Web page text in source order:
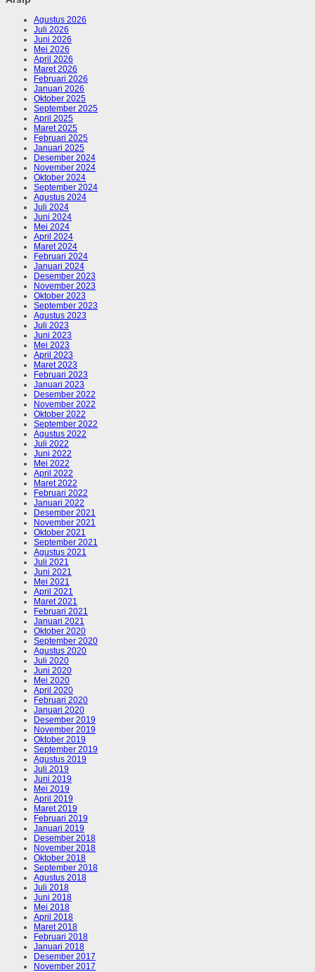
Agustus 2026
Juli 2026
Juni 2026
Mei 2026
April 2026
Maret 2026
Februari 2026
Januari 2026
Oktober 2025
September 2025
April 2025
Maret 2025
Februari 2025
Januari 2025
Desember 2024
November 2024
Oktober 2024
September 2024
Agustus 2024
Juli 2024
Juni 2024
Mei 2024
April 2024
Maret 2024
Februari 2024
Januari 2024
Desember 2023
November 2023
Oktober 2023
September 2023
Agustus 2023
Juli 2023
Juni 2023
Mei 2023
April 2023
Maret 2023
Februari 2023
Januari 2023
Desember 2022
November 2022
Oktober 2022
September 2022
Agustus 2022
Juli 2022
Juni 2022
Mei 2022
April 2022
Maret 2022
Februari 2022
Januari 2022
Desember 2021
November 2021
Oktober 2021
September 2021
Agustus 2021
Juli 2021
Juni 2021
Mei 2021
April 2021
Maret 2021
Februari 2021
Januari 2021
Oktober 2020
September 2020
Agustus 2020
Juli 2020
Juni 2020
Mei 2020
April 2020
Februari 2020
Januari 2020
Desember 2019
November 2019
Oktober 2019
September 2019
Agustus 2019
Juli 2019
Juni 2019
Mei 2019
April 2019
Maret 2019
Februari 2019
Januari 2019
Desember 2018
November 2018
Oktober 2018
September 2018
Agustus 2018
Juli 2018
Juni 2018
Mei 2018
April 2018
Maret 2018
Februari 2018
Januari 2018
Desember 2017
November 2017